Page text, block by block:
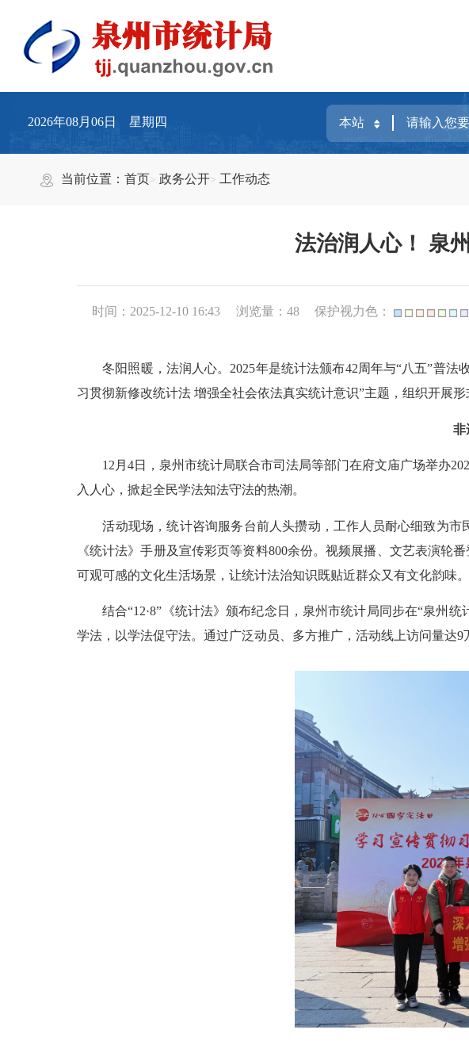
2026年08月06日 星期四
当前位置：首页 政务公开 工作动态
法治润人心！ 泉
时间：2025-12-10 16:43 浏览量： 48 保护视力色：
冬阳照暖，法润 人心。 2025年是统计法颁布42周年与“八五”普法
习贯彻新修改统计法 增强全社会依法真实统计意识”主题，组织开展
非
12月4日 ， 泉州市统计局联合市司法局等部门在府文庙广场举办
入人心，掀起全民学法知法守法的热潮。
活动现场 ，统计咨询服务台前人头攒动， 工作人员耐心细致为市
《统计法》手册及宣传彩页等资料800余份。视频展播、文艺表演轮
可观可感的文化生活场景，让统计法治知识既贴近群众又有文化韵味。
结合“12·8”《统计法》颁布纪念日，泉州市统计局同步在“泉州统
学法，以学法促守法。通过广泛动员、多方推广，活动线上访问量达9